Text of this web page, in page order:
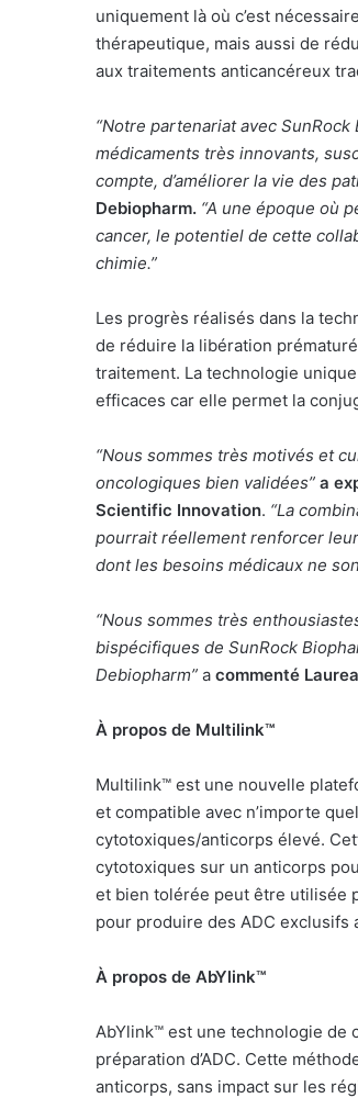
uniquement là où c’est
thérapeutique, mais aussi de
aux traitements anticancéreux
“Notre partenariat avec
médicaments très innovants,
compte, d’améliorer la vie des
Debiopharm. “A une époque où
cancer, le potentiel de cette
chimie.”
Les progrès réalisés dans la
de réduire la libération
traitement. La technologie
efficaces car elle permet la
“Nous sommes très motivés et
oncologiques bien validées” a
Scientific Innovation. “La
pourrait réellement renforcer
dont les besoins médicaux ne
“Nous sommes très
bispécifiques de SunRock
Debiopharm” a commenté
À propos de Multilink™
Multilink™ est une nouvelle
et compatible avec n’importe
cytotoxiques/anticorps élevé.
cytotoxiques sur un anticorps
et bien tolérée peut être utilisée
pour produire des ADC exclusifs
À propos de AbYlink™
AbYlink™ est une technologie de
préparation d’ADC. Cette
anticorps, sans impact sur les